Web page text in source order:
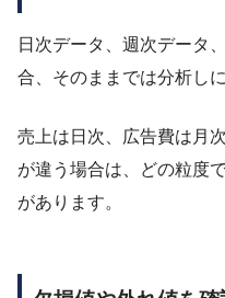
日次データ、週次データ
合、そのままでは分析し
売上は日次、広告費は月
が違う場合は、どの粒度
があります。